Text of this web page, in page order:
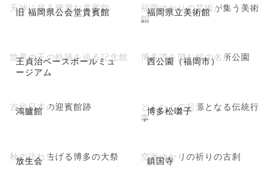
旧 福岡県公会堂貴賓館
天神に残る華麗な貴賓館 福岡県立美術館
福岡ゆかりの芸術が集う美術
館
王貞治ベースボールミュ
ージアム
世界の王の軌跡を辿る記念館 西公園（福岡市）
博多湾を望む桜の名所公園
鴻臚館
古代日本の迎賓館跡 博多松囃子
どんたくの起源となる伝統行
事
放生会
秋の訪れ告げる博多の大祭 鎮国寺
空海ゆかりの祈りの古刹